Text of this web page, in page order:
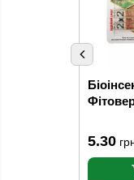
5.30